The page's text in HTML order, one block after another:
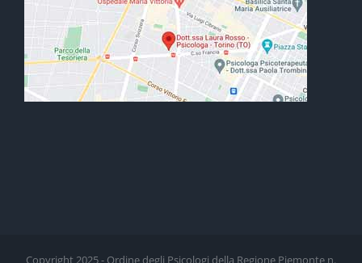
Copyright 2025 - Ordine degli Psicologi della Regione Piemonte n.